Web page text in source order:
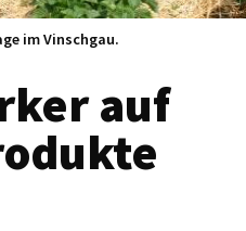
im Vinschgau.
auf